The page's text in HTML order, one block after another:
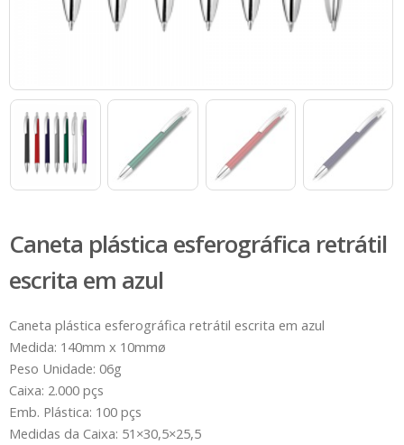
Caneta plástica esferográfica retrátil
escrita em azul
Caneta plástica esferográfica retrátil escrita em azul
Medida: 140mm x 10mmø
Peso Unidade: 06g
Caixa: 2.000 pçs
Emb. Plástica: 100 pçs
Medidas da Caixa: 51×30,5×25,5